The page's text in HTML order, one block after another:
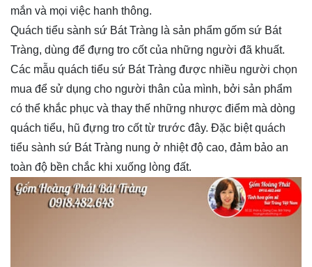
mắn và mọi việc hanh thông.
Quách tiểu sành sứ Bát Tràng là sản phẩm gốm sứ Bát
Tràng, dùng để đựng tro cốt của những người đã khuất.
Các mẫu quách tiểu sứ Bát Tràng được nhiều người chọn
mua để sử dụng cho người thân của mình, bởi sản phẩm
có thể khắc phục và thay thế những nhược điểm mà dòng
quách tiểu, hũ đựng tro cốt từ trước đây. Đặc biệt quách
tiểu sành sứ Bát Tràng nung ở nhiệt độ cao, đảm bảo an
toàn độ bền chắc khi xuống lòng đất.